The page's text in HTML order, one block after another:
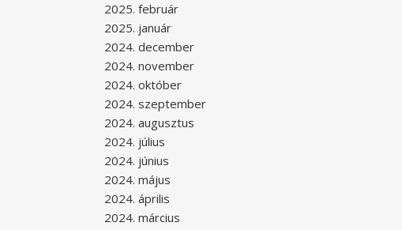
2025. február
2025. január
2024. december
2024. november
2024. október
2024. szeptember
2024. augusztus
2024. július
2024. június
2024. május
2024. április
2024. március